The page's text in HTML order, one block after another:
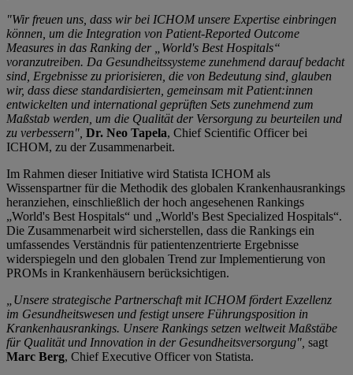
"Wir freuen uns, dass wir bei ICHOM unsere Expertise einbringen
können, um die Integration von Patient-Reported Outcome
Measures in das Ranking der „World's Best Hospitals“
voranzutreiben. Da Gesundheitssysteme zunehmend darauf bedacht
sind, Ergebnisse zu priorisieren, die von Bedeutung sind, glauben
wir, dass diese standardisierten, gemeinsam mit Patient:innen
entwickelten und international geprüften Sets zunehmend zum
Maßstab werden, um die Qualität der Versorgung zu beurteilen und
zu verbessern", Dr. Neo Tapela, Chief Scientific Officer bei
ICHOM, zu der Zusammenarbeit.
Im Rahmen dieser Initiative wird Statista ICHOM als
Wissenspartner für die Methodik des globalen Krankenhausrankings
heranziehen, einschließlich der hoch angesehenen Rankings
„World's Best Hospitals“ und „World's Best Specialized Hospitals“.
Die Zusammenarbeit wird sicherstellen, dass die Rankings ein
umfassendes Verständnis für patientenzentrierte Ergebnisse
widerspiegeln und den globalen Trend zur Implementierung von
PROMs in Krankenhäusern berücksichtigen.
„Unsere strategische Partnerschaft mit ICHOM fördert Exzellenz
im Gesundheitswesen und festigt unsere Führungsposition in
Krankenhausrankings. Unsere Rankings setzen weltweit Maßstäbe
für Qualität und Innovation in der Gesundheitsversorgung", sagt
Marc Berg, Chief Executive Officer von Statista.